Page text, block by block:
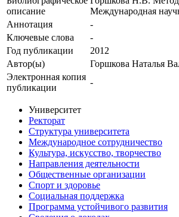
описание
Международная
Аннотация
-
Ключевые cлова
-
Год публикации
2012
Автор(ы)
Горшкова Наталья
Электронная копия
публикации
-
Университет
Ректорат
Структура университета
Международное сотрудничество
Культура, искусство, творчество
Направления деятельности
Общественные организации
Спорт и здоровье
Социальная поддержка
Программа устойчивого развития